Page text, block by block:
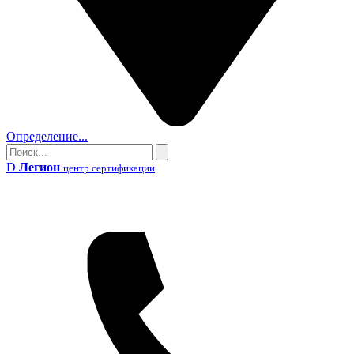
Определение...
Поиск
Поиск
D Легион центр сертификации